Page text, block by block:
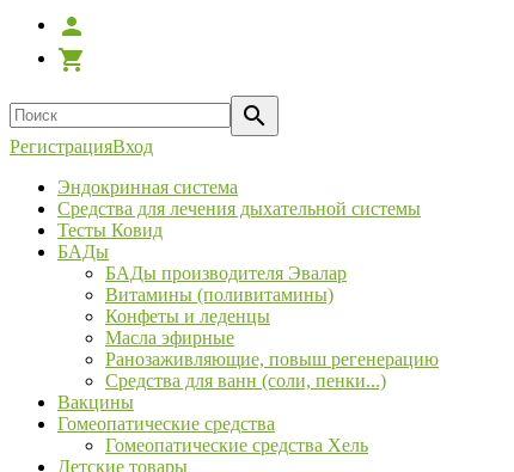
РегистрацияВход
Эндокринная система
Средства для лечения дыхательной системы
Тесты Ковид
БАДы
БАДы производителя Эвалар
Витамины (поливитамины)
Конфеты и леденцы
Масла эфирные
Ранозаживляющие, повыш регенерацию
Средства для ванн (соли, пенки...)
Вакцины
Гомеопатические средства
Гомеопатические средства Хель
Детские товары